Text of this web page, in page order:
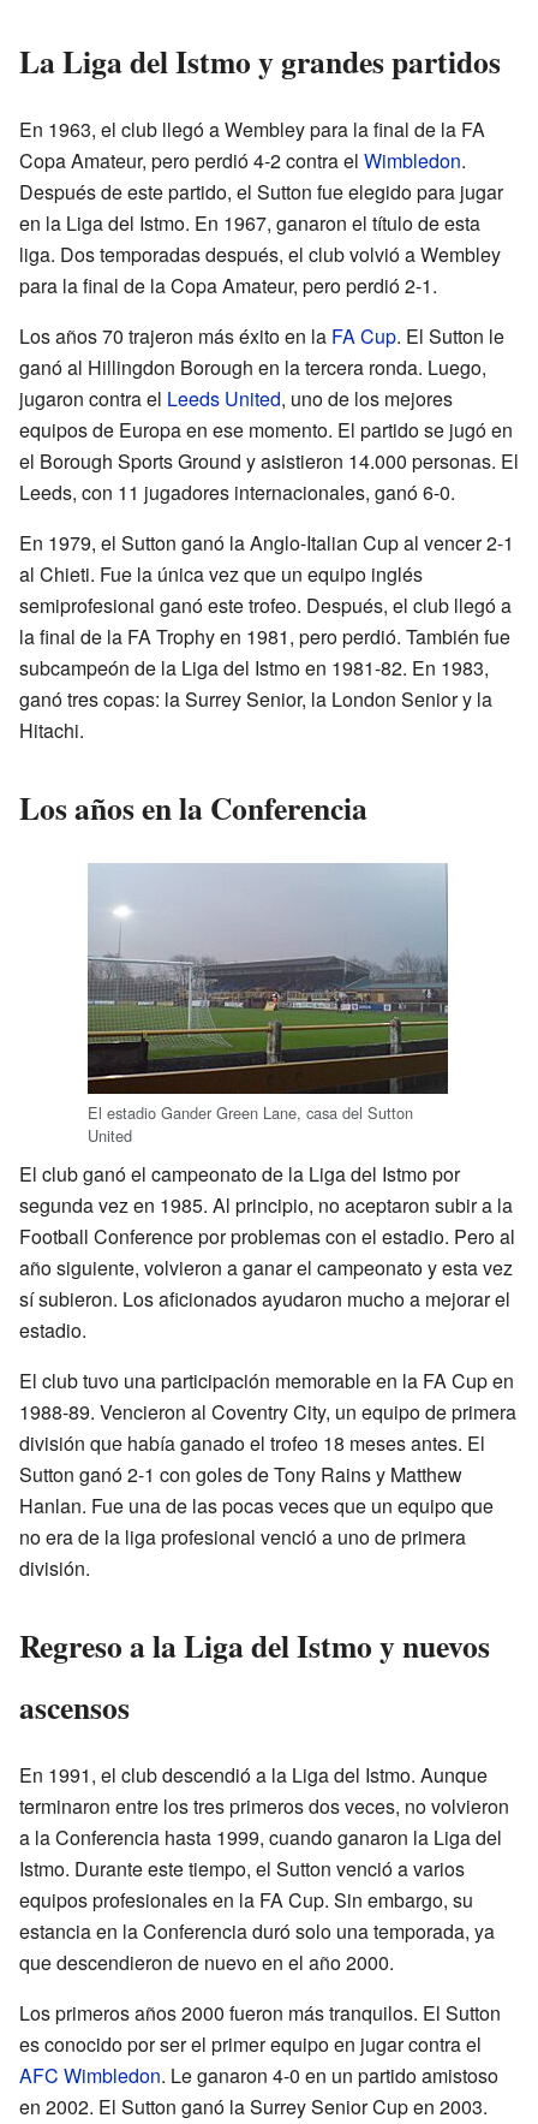
La Liga del Istmo y grandes partidos
En 1963, el club llegó a Wembley para la final de la FA
Copa Amateur, pero perdió 4-2 contra el Wimbledon.
Después de este partido, el Sutton fue elegido para jugar
en la Liga del Istmo. En 1967, ganaron el título de esta
liga. Dos temporadas después, el club volvió a Wembley
para la final de la Copa Amateur, pero perdió 2-1.
Los años 70 trajeron más éxito en la FA Cup. El Sutton le
ganó al Hillingdon Borough en la tercera ronda. Luego,
jugaron contra el Leeds United, uno de los mejores
equipos de Europa en ese momento. El partido se jugó en
el Borough Sports Ground y asistieron 14.000 personas. El
Leeds, con 11 jugadores internacionales, ganó 6-0.
En 1979, el Sutton ganó la Anglo-Italian Cup al vencer 2-1
al Chieti. Fue la única vez que un equipo inglés
semiprofesional ganó este trofeo. Después, el club llegó a
la final de la FA Trophy en 1981, pero perdió. También fue
subcampeón de la Liga del Istmo en 1981-82. En 1983,
ganó tres copas: la Surrey Senior, la London Senior y la
Hitachi.
Los años en la Conferencia
El estadio Gander Green Lane, casa del Sutton
United
El club ganó el campeonato de la Liga del Istmo por
segunda vez en 1985. Al principio, no aceptaron subir a la
Football Conference por problemas con el estadio. Pero al
año siguiente, volvieron a ganar el campeonato y esta vez
sí subieron. Los aficionados ayudaron mucho a mejorar el
estadio.
El club tuvo una participación memorable en la FA Cup en
1988-89. Vencieron al Coventry City, un equipo de primera
división que había ganado el trofeo 18 meses antes. El
Sutton ganó 2-1 con goles de Tony Rains y Matthew
Hanlan. Fue una de las pocas veces que un equipo que
no era de la liga profesional venció a uno de primera
división.
Regreso a la Liga del Istmo y nuevos
ascensos
En 1991, el club descendió a la Liga del Istmo. Aunque
terminaron entre los tres primeros dos veces, no volvieron
a la Conferencia hasta 1999, cuando ganaron la Liga del
Istmo. Durante este tiempo, el Sutton venció a varios
equipos profesionales en la FA Cup. Sin embargo, su
estancia en la Conferencia duró solo una temporada, ya
que descendieron de nuevo en el año 2000.
Los primeros años 2000 fueron más tranquilos. El Sutton
es conocido por ser el primer equipo en jugar contra el
AFC Wimbledon. Le ganaron 4-0 en un partido amistoso
en 2002. El Sutton ganó la Surrey Senior Cup en 2003.